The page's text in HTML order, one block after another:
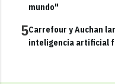
mundo"
5Carrefour y Auchan
inteligencia artificial